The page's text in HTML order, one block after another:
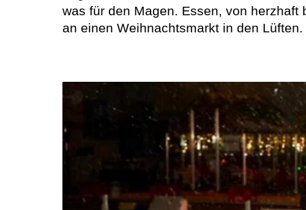
was für den Magen. Essen, von
an einen Weihnachtsmarkt in den Lüften.